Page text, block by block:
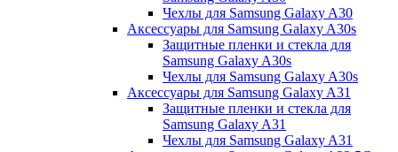
Чехлы для Samsung Galaxy A30
Аксессуары для Samsung Galaxy A30s
Защитные пленки и стекла для
Samsung Galaxy A30s
Чехлы для Samsung Galaxy A30s
Аксессуары для Samsung Galaxy A31
Защитные пленки и стекла для
Samsung Galaxy A31
Чехлы для Samsung Galaxy A31